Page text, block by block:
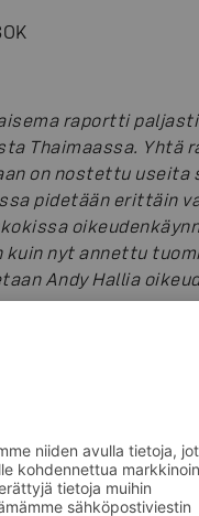
raportti
Thaimaassa. Yhtä
on nostettu useita
pidetään erittäin
nyt annettu
Andy Hallia